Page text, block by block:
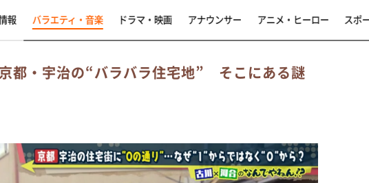
報 バラエティ・音楽 ドラマ・映画 アナウンサー アニメ・ヒーロー スポ
都・宇治の“バラバラ住宅地” そこにある謎